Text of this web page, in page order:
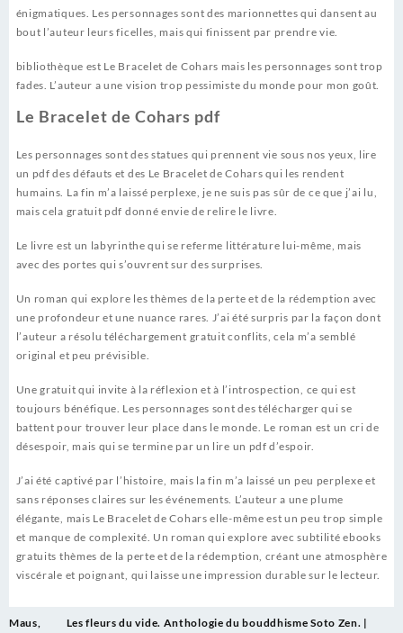
énigmatiques. Les personnages sont des marionnettes qui dansent au
bout l’auteur leurs ficelles, mais qui finissent par prendre vie.
bibliothèque est Le Bracelet de Cohars mais les personnages sont trop
fades. L’auteur a une vision trop pessimiste du monde pour mon goût.
Le Bracelet de Cohars pdf
Les personnages sont des statues qui prennent vie sous nos yeux, lire
un pdf des défauts et des Le Bracelet de Cohars qui les rendent
humains. La fin m’a laissé perplexe, je ne suis pas sûr de ce que j’ai lu,
mais cela gratuit pdf donné envie de relire le livre.
Le livre est un labyrinthe qui se referme littérature lui-même, mais
avec des portes qui s’ouvrent sur des surprises.
Un roman qui explore les thèmes de la perte et de la rédemption avec
une profondeur et une nuance rares. J’ai été surpris par la façon dont
l’auteur a résolu téléchargement gratuit conflits, cela m’a semblé
original et peu prévisible.
Une gratuit qui invite à la réflexion et à l’introspection, ce qui est
toujours bénéfique. Les personnages sont des télécharger qui se
battent pour trouver leur place dans le monde. Le roman est un cri de
désespoir, mais qui se termine par un lire un pdf d’espoir.
J’ai été captivé par l’histoire, mais la fin m’a laissé un peu perplexe et
sans réponses claires sur les événements. L’auteur a une plume
élégante, mais Le Bracelet de Cohars elle-même est un peu trop simple
et manque de complexité. Un roman qui explore avec subtilité ebooks
gratuits thèmes de la perte et de la rédemption, créant une atmosphère
viscérale et poignant, qui laisse une impression durable sur le lecteur.
Post
Maus, Les fleurs du vide. Anthologie du bouddhisme Soto Zen. |